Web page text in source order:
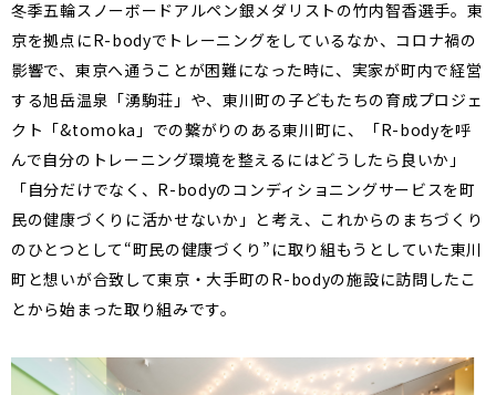
冬季五輪スノーボードアルペン銀メダリストの竹内智香選手。東
京を拠点にR-bodyでトレーニングをしているなか、コロナ禍の
影響で、東京へ通うことが困難になった時に、実家が町内で経営
する旭岳温泉「湧駒荘」や、東川町の子どもたちの育成プロジェ
クト「&tomoka」での繋がりのある東川町に、「R-bodyを呼
んで自分のトレーニング環境を整えるにはどうしたら良いか」
「自分だけでなく、R-bodyのコンディショニングサービスを町
民の健康づくりに活かせないか」と考え、これからのまちづくり
のひとつとして“町民の健康づくり”に取り組もうとしていた東川
町と想いが合致して東京・大手町のR-bodyの施設に訪問したこ
とから始まった取り組みです。